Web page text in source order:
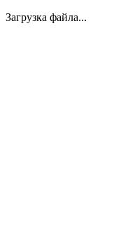
Загрузка файла...